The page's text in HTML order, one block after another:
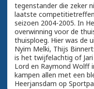
tegenstander die zeker
laatste
seizoen 2004-2005. In
overwinning voor de
thuisploeg. Hier was de
Nyim Melki, Thijs
is het twijfelachtig of Jari
Lord en Raymond Wolff
kampen allen met een
Heerjansdam op